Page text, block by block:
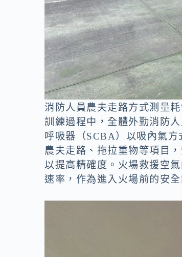
消防人員農夫走路方式測量
訓練過程中，全體外勤消防
呼吸器（SCBA）以吸內氣
農夫走路、拖拉重物等項目
以提高精確度。火場救援空
速率，作為進入火場前的安